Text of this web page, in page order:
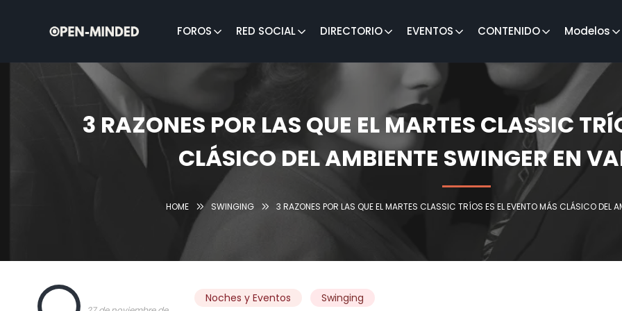
FOROS RED SOCIAL DIRECTORIO EVENTOS CONTENIDO Modelos
Buscar:
3 RAZONES POR LAS QUE EL MARTES CLASSIC
CLÁSICO DEL AMBIENTE SWINGER EN
HOME SWINGING 3 RAZONES POR LAS QUE EL MARTES CLASSIC TRÍOS ES EL EVENTO MÁS CLÁSICO DEL
Noches y Eventos Swinging